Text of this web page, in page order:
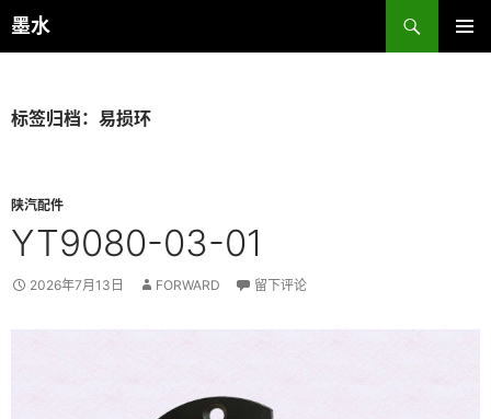
跳
至
墨水
搜
索
标签归档：易损环
陕汽配件
YT9080-03-01
2026年7月13日 FORWARD 留下评论